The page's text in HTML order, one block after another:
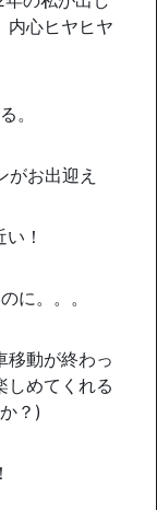
内心ヒヤヒヤ
。
がお出迎え
！
に。。。
移動が終わっ
しめてくれる
？)